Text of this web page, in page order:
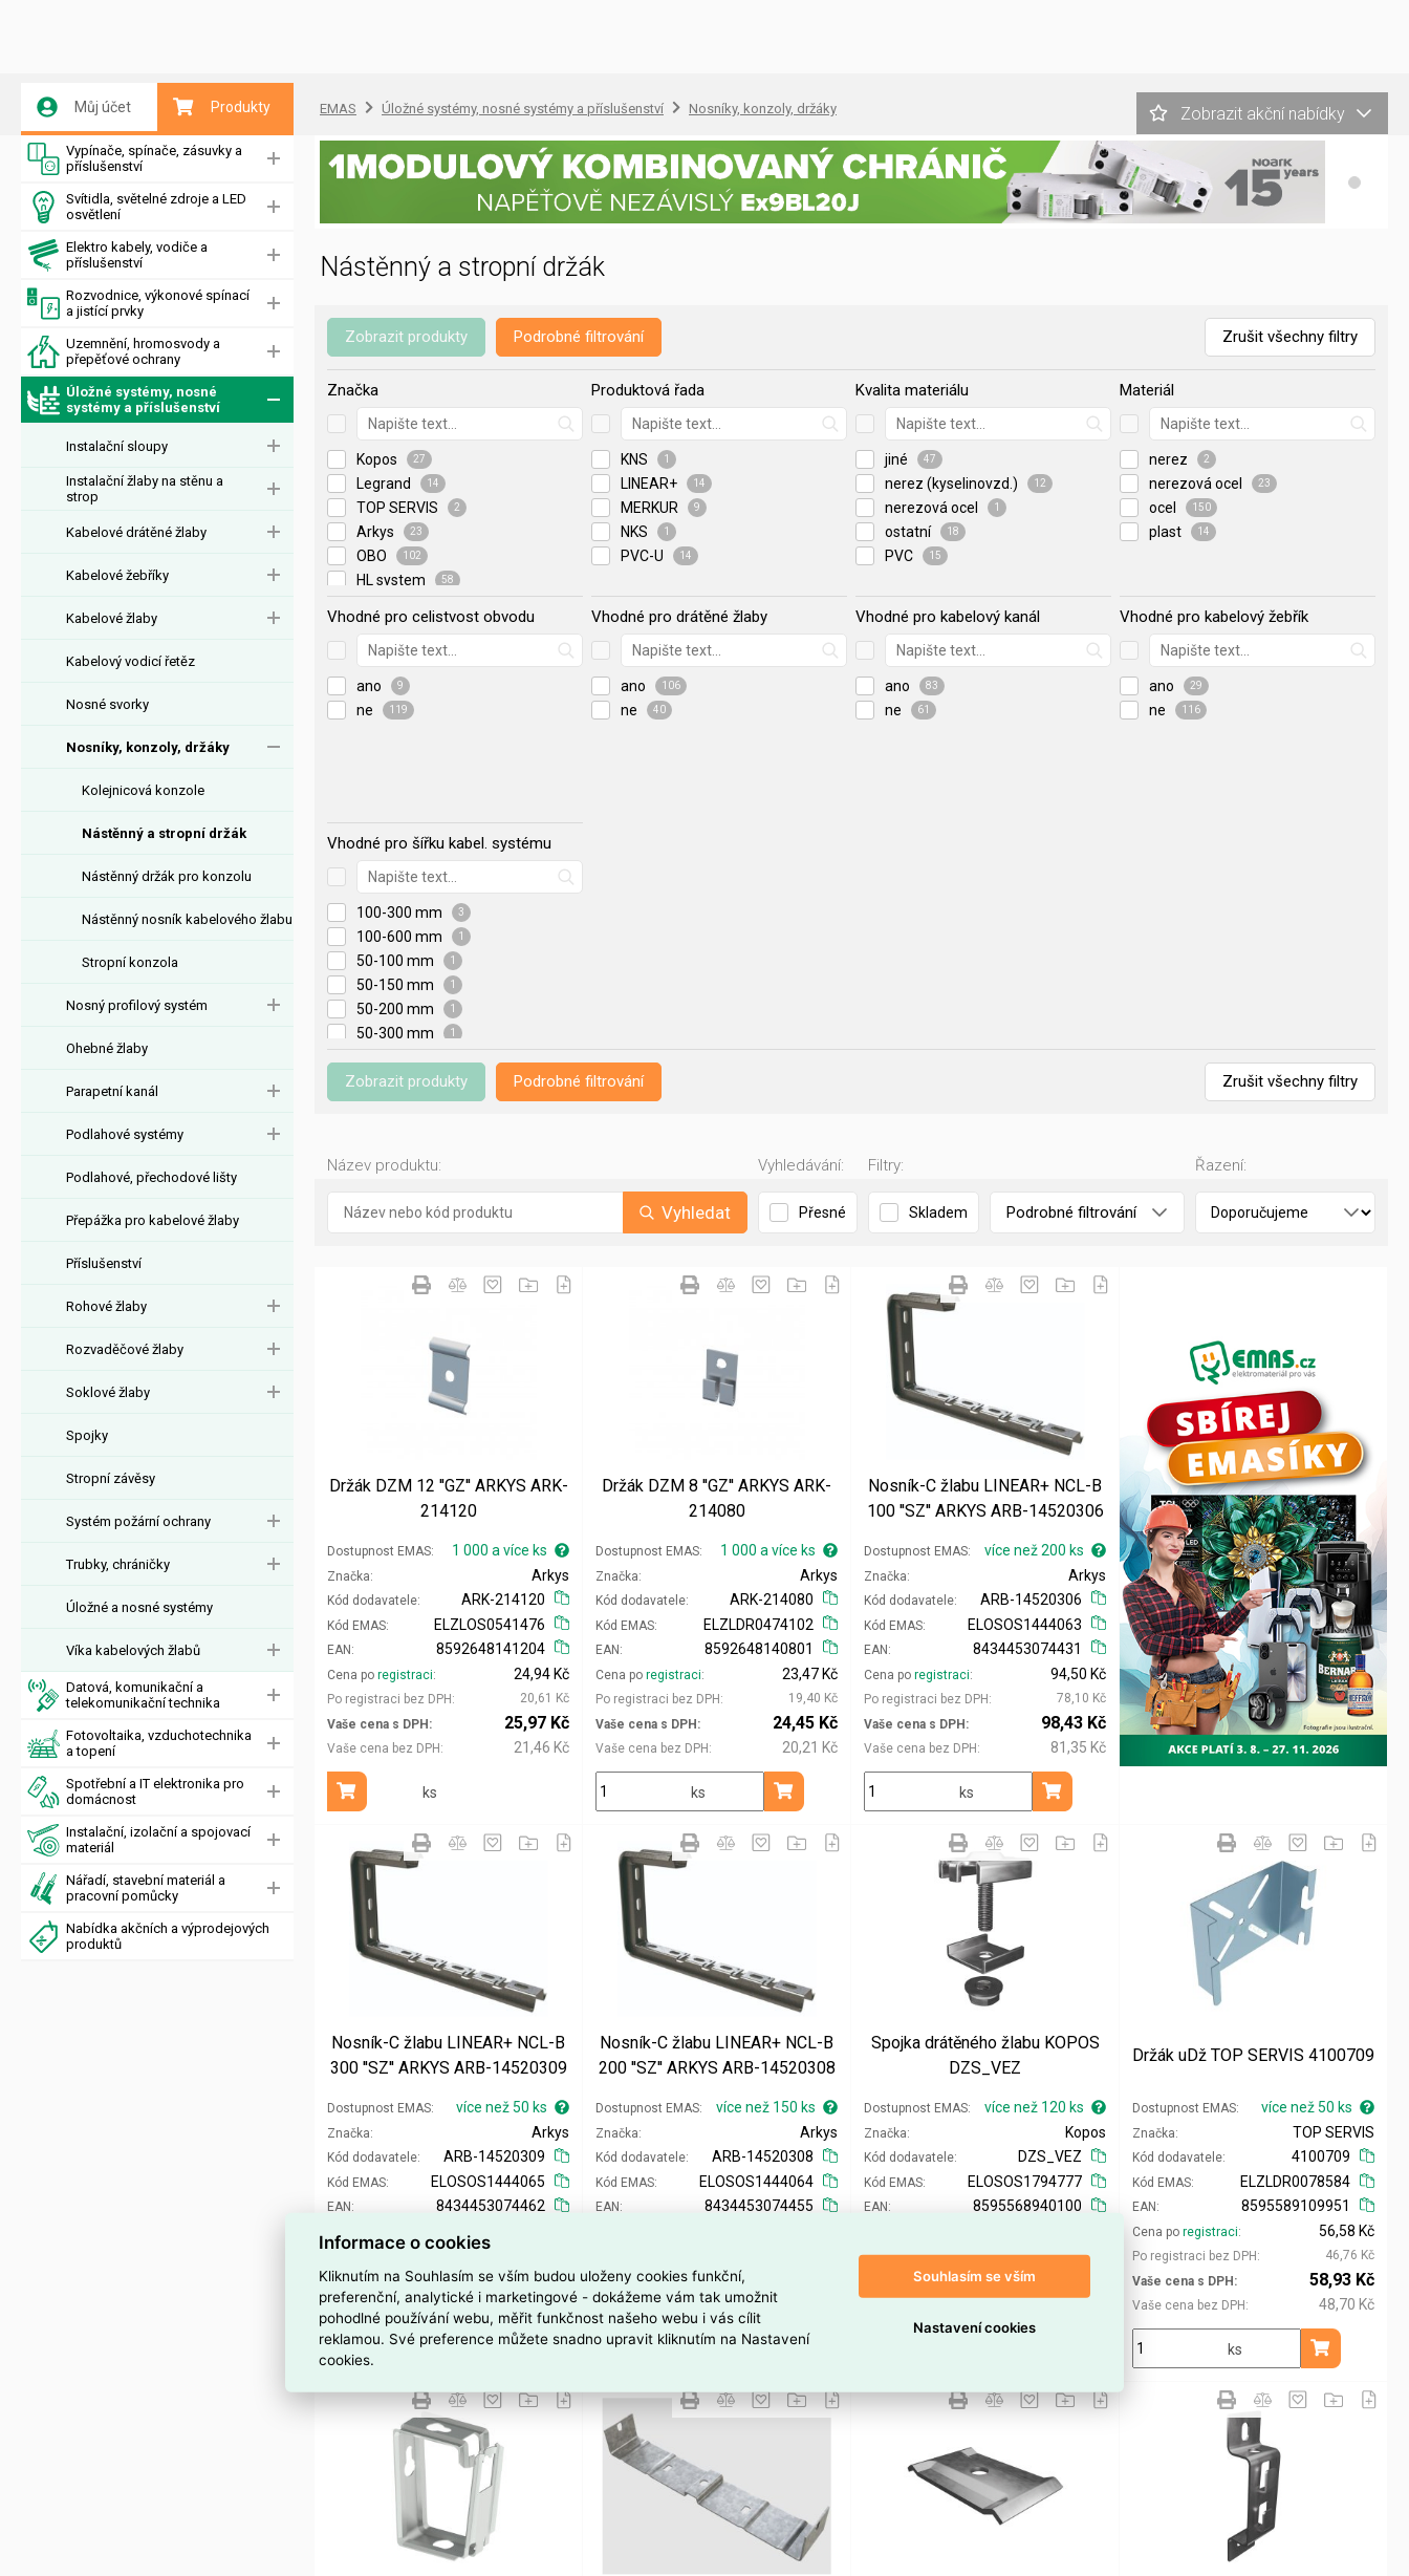
Můj účet Produkty
Vypínače, spínače, zásuvky a
příslušenství
Svítidla, světelné zdroje a LED
osvětlení
Elektro kabely, vodiče a
příslušenství
Rozvodnice, výkonové spínací
a jistící prvky
Uzemnění, hromosvody a
přepěťové ochrany
Úložné systémy, nosné
systémy a příslušenství
Instalační sloupy
Instalační žlaby na stěnu a
strop
Kabelové drátěné žlaby
Kabelové žebříky
Kabelové žlaby
Kabelový vodicí řetěz
Nosné svorky
Nosníky, konzoly, držáky
Kolejnicová konzole
Nástěnný a stropní držák
Nástěnný držák pro konzolu
Nástěnný nosník kabelového žlabu
Stropní konzola
Nosný profilový systém
Ohebné žlaby
Parapetní kanál
Podlahové systémy
Podlahové, přechodové lišty
Přepážka pro kabelové žlaby
Příslušenství
Rohové žlaby
Rozvaděčové žlaby
Soklové žlaby
Spojky
Stropní závěsy
Systém požární ochrany
Trubky, chráničky
Úložné a nosné systémy
Víka kabelových žlabů
Datová, komunikační a
telekomunikační technika
Fotovoltaika, vzduchotechnika
a topení
Spotřební a IT elektronika pro
domácnost
Instalační, izolační a spojovací
materiál
Nářadí, stavební materiál a
pracovní pomůcky
Nabídka akčních a výprodejových
produktů
EMAS Úložné systémy, nosné systémy a příslušenství Nosníky, konzoly, držáky Zobrazit akční nabídky
Nástěnný a stropní držák
Zobrazit produkty Podrobné filtrování Zrušit všechny filtry
Značka
Kopos 27
Legrand 14
TOP SERVIS 2
Arkys 23
OBO 102
HL system 58
Cablofil
Produktová řada
KNS 1
LINEAR+ 14
MERKUR 9
NKS 1
PVC-U 14
Kvalita materiálu
jiné 47
nerez (kyselinovzd.) 12
nerezová ocel 1
ostatní 18
PVC 15
Materiál
nerez 2
nerezová ocel 23
ocel 150
plast 14
Vhodné pro celistvost obvodu
ano 9
ne 119
Vhodné pro drátěné žlaby
ano 106
ne 40
Vhodné pro kabelový kanál
ano 83
ne 61
Vhodné pro kabelový žebřík
ano 29
ne 116
Vhodné pro šířku kabel. systému
100-300 mm 3
100-600 mm 1
50-100 mm 1
50-150 mm 1
50-200 mm 1
50-300 mm 1
50-500 mm 1
50-600 mm 1
68-75 mm
Zobrazit produkty Podrobné filtrování Zrušit všechny filtry
Název produktu:
Vyhledat
Vyhledávání:
Přesné
Filtry:
Skladem Podrobné filtrování
Řazení:
Držák DZM 12 ''GZ'' ARKYS ARK-
214120
Dostupnost EMAS 1 000 a více ks
Značka
Kód dodavatele
Arkys
ARK-214120
Kód EMAS
EAN
ELZLOS0541476
8592648141204
Cena po registraci
Po registraci bez DPH
24,94 Kč
20,61 Kč
Vaše cena s DPH
Vaše cena bez DPH
25,97 Kč
21,46 Kč
ks
Přidat do košíku
Držák DZM 8 ''GZ'' ARKYS ARK-
214080
Dostupnost EMAS 1 000 a více ks
Značka
Kód dodavatele
Arkys
ARK-214080
Kód EMAS
EAN
ELZLDR0474102
8592648140801
Cena po registraci
Po registraci bez DPH
23,47 Kč
19,40 Kč
Vaše cena s DPH
Vaše cena bez DPH
24,45 Kč
20,21 Kč
ks Přidat do košíku
Nosník-C žlabu LINEAR+ NCL-B
100 ''SZ'' ARKYS ARB-14520306
Dostupnost EMAS více než 200 ks
Značka
Kód dodavatele
Arkys
ARB-14520306
Kód EMAS
EAN
ELOSOS1444063
8434453074431
Cena po registraci
Po registraci bez DPH
94,50 Kč
78,10 Kč
Vaše cena s DPH
Vaše cena bez DPH
98,43 Kč
81,35 Kč
ks Přidat do košíku
Nosník-C žlabu LINEAR+ NCL-B
300 ''SZ'' ARKYS ARB-14520309
Dostupnost EMAS více než 50 ks
Značka
Kód dodavatele
Arkys
ARB-14520309
Kód EMAS
EAN
ELOSOS1444065
8434453074462
Cena po
Vaše cena s DPH
Vaše cena bez DPH
159,45 Kč
131,78 Kč
ks
Nosník-C žlabu LINEAR+ NCL-B
200 ''SZ'' ARKYS ARB-14520308
Dostupnost EMAS více než 150 ks
Značka
Kód dodavatele
Arkys
ARB-14520308
Kód EMAS
EAN
ELOSOS1444064
8434453074455
Vaše cena s DPH
Vaše cena bez DPH
113,89 Kč
ks
Spojka drátěného žlabu KOPOS
DZS_VEZ
Dostupnost EMAS více než 120 ks
Značka
Kód dodavatele
Kopos
DZS_VEZ
Kód EMAS
EAN
ELOSOS1794777
8595568940100
Po registraci bez DPH
19,39 Kč
Vaše cena s DPH
Přidat do košíku
Držák uDž TOP SERVIS 4100709
Dostupnost EMAS více než 50 ks
Značka
Kód dodavatele
TOP SERVIS
4100709
Kód EMAS
EAN
ELZLDR0078584
8595589109951
Cena po registraci
Po registraci bez DPH
56,58 Kč
46,76 Kč
Vaše cena s DPH
Vaše cena bez DPH
58,93 Kč
48,70 Kč
ks Přidat do
Informace o cookies
Kliknutím na Souhlasím se vším budou uloženy cookies funkční,
preferenční, analytické i marketingové - dokážeme vám tak umožnit
pohodlné používání webu, měřit funkčnost našeho webu i vás cílit
reklamou. Své preference můžete snadno upravit kliknutím na Nastavení
cookies.
Souhlasím se vším
Nastavení cookies